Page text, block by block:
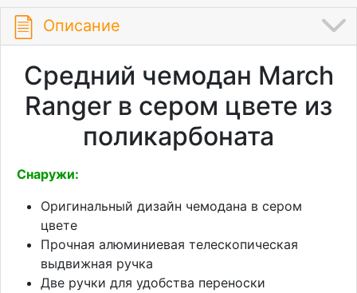
Описание
Средний чемодан March
Ranger в сером цвете из
поликарбоната
Снаружи:
Оригинальный дизайн чемодана в сером
цвете
Прочная алюминиевая телескопическая
выдвижная ручка
Две ручки для удобства переноски